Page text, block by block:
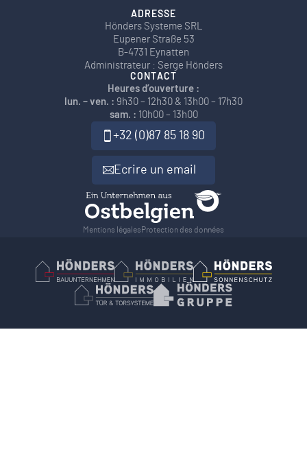
ADRESSE
Hönders Systeme SRL
Eupener Straße 53
B-4731 Eynatten
Administrateur : Serge Hönders
CONTACT
Heures d’ouverture :
lun. – ven. : 9h30 – 12h30 & 13h00 – 17h30
sam. : 10h00 – 13h00
+32 (0)87 85 18 90
Ecrire un email
Mentions légales Protection des données
Hönders Bauunternehmen
Hoenders Immobilien
Hönders
Hönders Tür- und Torsysteme
Hoenders Gruppe